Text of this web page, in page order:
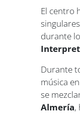
El centro
durante
Durante
música
se
Almería,